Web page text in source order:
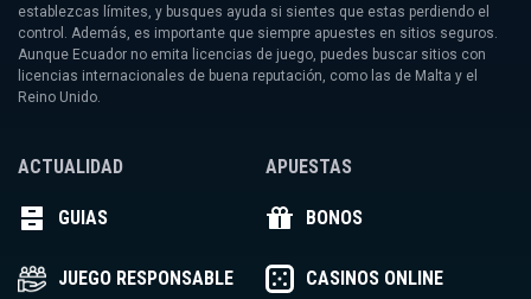
establezcas límites, y busques ayuda si sientes que estas perdiendo el
control. Además, es importante que siempre apuestes en sitios seguros.
Aunque Ecuador no emita licencias de juego, puedes buscar sitios con
licencias internacionales de buena reputación, como las de Malta y el
Reino Unido.
ACTUALIDAD
GUIAS
JUEGO RESPONSABLE
APUESTAS
BONOS
CASINOS ONLINE